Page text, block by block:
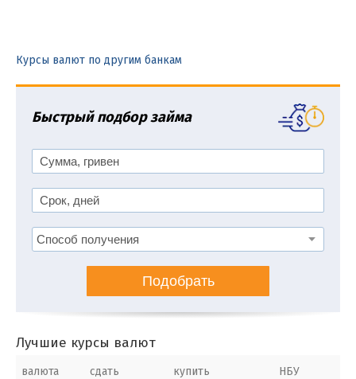
Курсы валют по другим банкам
Быстрый подбор займа
Подобрать
Лучшие курсы валют
валюта сдать купить НБУ